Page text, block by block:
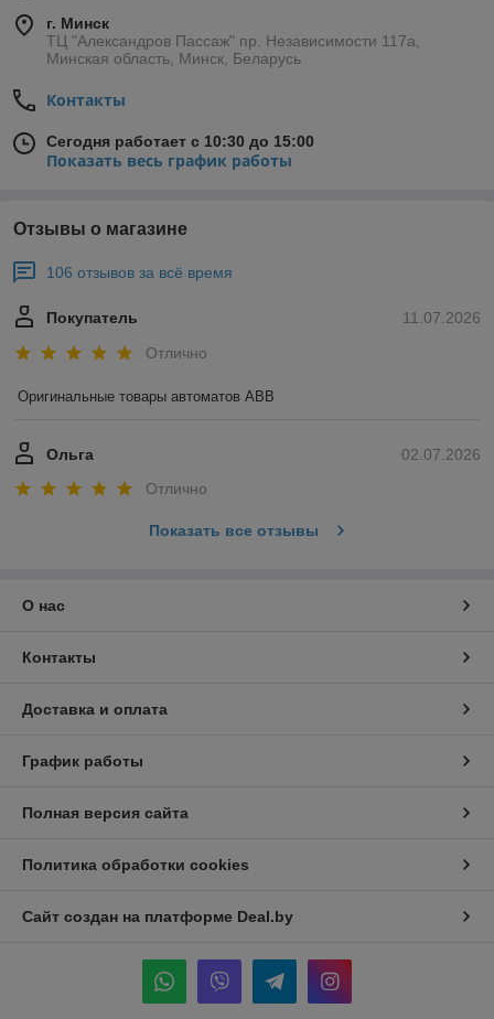
г. Минск
ТЦ "Александров Пассаж" пр. Независимости 117а,
Минская область, Минск, Беларусь
Контакты
Сегодня работает с 10:30 до 15:00
Показать весь график работы
Отзывы о магазине
106 отзывов за всё время
11.07.2026
Покупатель
Отлично
Оригинальные товары автоматов ABB
02.07.2026
Ольга
Отлично
Показать все отзывы
О нас
Контакты
Доставка и оплата
График работы
Полная версия сайта
Политика обработки cookies
Сайт создан на платформе Deal.by